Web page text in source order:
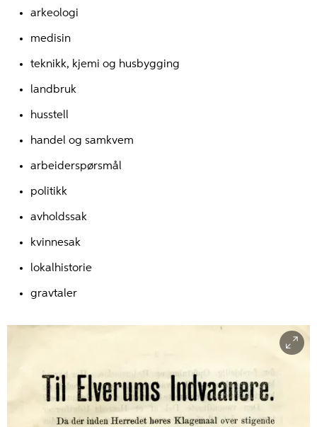
arkeologi
medisin
teknikk, kjemi og husbygging
landbruk
husstell
handel og samkvem
arbeiderspørsmål
politikk
avholdssak
kvinnesak
lokalhistorie
gravtaler